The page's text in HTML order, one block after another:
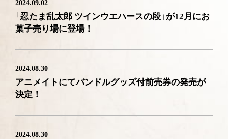
2024.09.02
「忍たま乱太郎 ツインウエハースの段」が12月にお
菓子売り場に登場！
2024.08.30
アニメイトにてバンドルグッズ付前売券の発売が
決定！
2024.08.30